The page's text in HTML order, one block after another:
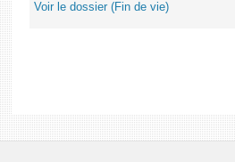
Voir le dossier (Fin de vie)